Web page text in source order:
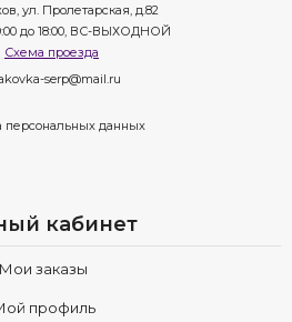
ул. Пролетарская, д.82
до 18:00, ВС-ВЫХОДНОЙ
Схема проезда
serp@mail.ru
персональных данных
кабинет
Мои заказы
профиль